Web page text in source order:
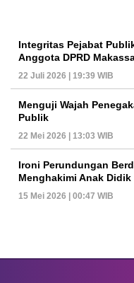
Integritas Pejabat
Anggota DPRD
22 Juli 2026 | 19:39 WIB
Menguji Wajah
Publik
22 Mei 2026 | 13:03 WIB
Ironi Perundungan
Menghakimi Anak Didik
15 Mei 2026 | 00:47 WIB